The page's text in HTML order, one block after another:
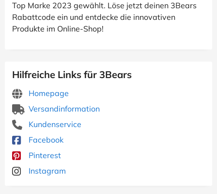
Top Marke 2023 gewählt. Löse jetzt deinen 3Bears
Rabattcode ein und entdecke die innovativen
Produkte im Online-Shop!
Hilfreiche Links für 3Bears
Homepage
Versandinformation
Kundenservice
Facebook
Pinterest
Instagram